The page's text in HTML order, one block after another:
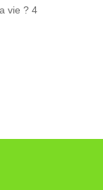
vie ? 4